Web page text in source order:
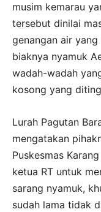
musim kemarau
tersebut dinilai
genangan air
biaknya nyamuk
wadah-wadah
kosong yang
Lurah Pagutan
mengatakan
Puskesmas
ketua RT untuk
sarang nyamuk,
sudah lama tidak